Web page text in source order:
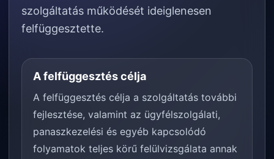
szolgáltatás működését ideiglenesen
felfüggesztette.
A felfüggesztés célja
A felfüggesztés célja a szolgáltatás további
fejlesztése, valamint az ügyfélszolgálati,
panaszkezelési és egyéb kapcsolódó
folyamatok teljes körű felülvizsgálata annak